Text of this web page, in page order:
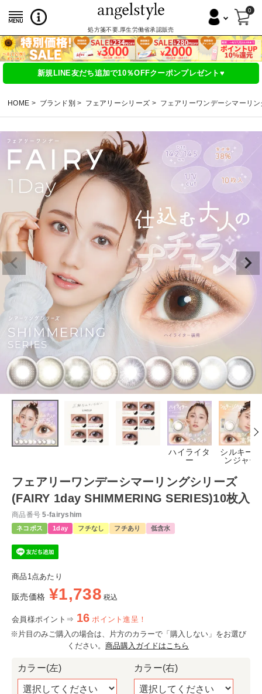
処方箋不要,厚生労働省承認販売
0
新規LINE友だち追加で10％OFFクーポンプレゼント♥
HOME ブランド別 フェアリーシリーズ フェアリーワンデーシマーリ
ハイライタ
ー
シルキージ
ンジャー
フェアリーワンデーシマーリングシリーズ
(FAIRY 1day SHIMMERING SERIES)10枚入
商品番号 5-fairyshim
ネコポス 1day フチなし フチあり 低含水
商品1点あたり
販売価格 ¥1,738 税込
会員様ポイント⇒ 16 ポイント進呈！
※片目のみご購入の場合は、片方のカラーで「購入しない」をお選び
ください。 商品購入ガイドはこちら
カラー(左) カラー(右)